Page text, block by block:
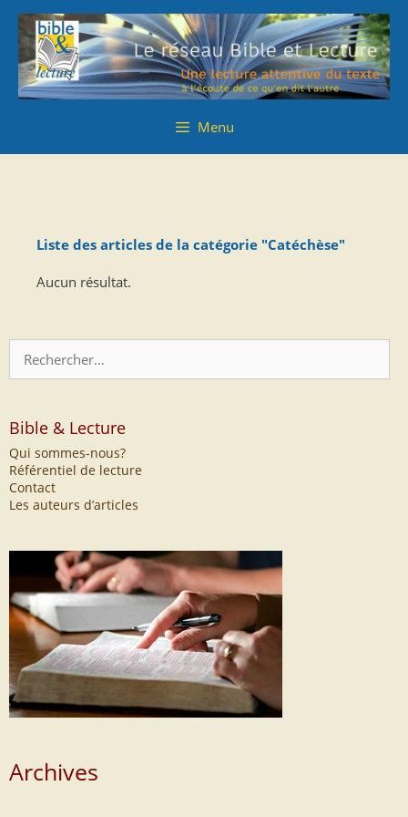
contenu
contenu
Menu
Liste des articles de la catégorie "Catéchèse"
Aucun résultat.
Rechercher :
Bible & Lecture
Qui sommes-nous?
Référentiel de lecture
Contact
Les auteurs d’articles
Archives